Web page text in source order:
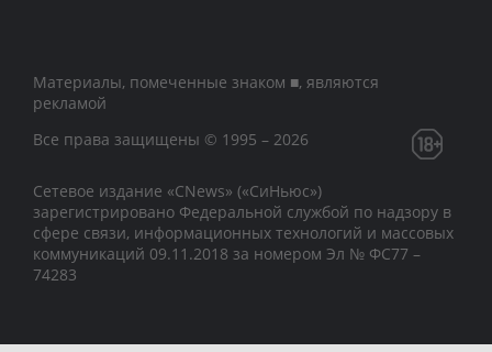
Материалы, помеченные знаком ■, являются
рекламой
Все права защищены © 1995 – 2026
Сетевое издание «CNews» («СиНьюс»)
зарегистрировано Федеральной службой по надзору в
сфере связи, информационных технологий и массовых
коммуникаций 09.11.2018 за номером Эл № ФС77 –
74283